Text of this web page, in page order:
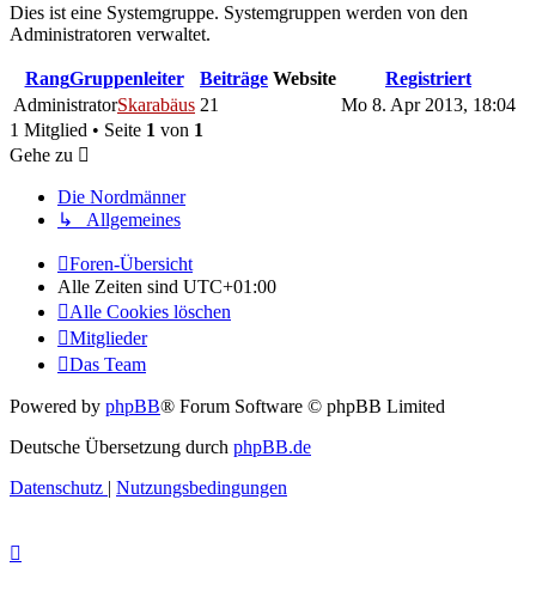
Dies ist eine Systemgruppe. Systemgruppen werden von den
Administratoren verwaltet.
RangGruppenleiter Beiträge Website
Registriert
AdministratorSkarabäus 21
Mo 8. Apr 2013, 18:04
1 Mitglied • Seite 1 von 1
Gehe zu
Die Nordmänner
↳ Allgemeines
Foren-Übersicht
Alle Zeiten sind UTC+01:00
Alle Cookies löschen
Mitglieder
Das Team
Powered by phpBB® Forum Software © phpBB Limited
Deutsche Übersetzung durch phpBB.de
Datenschutz | Nutzungsbedingungen